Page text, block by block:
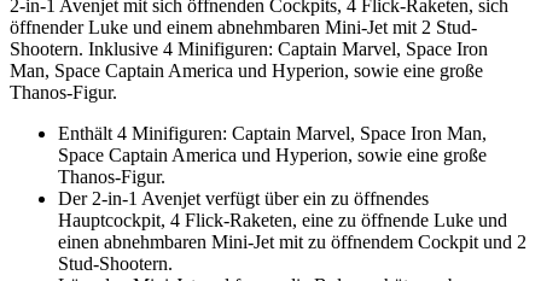
2-in-1 Avenjet mit sich öffnenden Cockpits, 4 Flick-Raketen, sich
öffnender Luke und einem abnehmbaren Mini-Jet mit 2 Stud-
Shootern. Inklusive 4 Minifiguren: Captain Marvel, Space Iron
Man, Space Captain America und Hyperion, sowie eine große
Thanos-Figur.
Enthält 4 Minifiguren: Captain Marvel, Space Iron Man,
Space Captain America und Hyperion, sowie eine große
Thanos-Figur.
Der 2-in-1 Avenjet verfügt über ein zu öffnendes
Hauptcockpit, 4 Flick-Raketen, eine zu öffnende Luke und
einen abnehmbaren Mini-Jet mit zu öffnendem Cockpit und 2
Stud-Shootern.